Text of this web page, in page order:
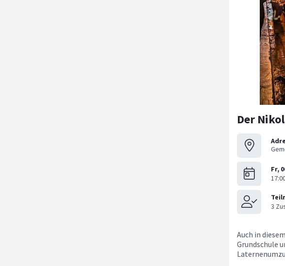
Der
Auch in
Grundschule